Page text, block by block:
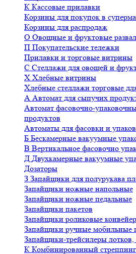
К Кассовые прилавки
Корзины для покупок в
Корзины для распродаж
О Овощные и фруктовые
П Покупательские тележки
Прилавки и торговые витрины
С Стеллажи для овощей и
Х Хлебные витрины
Хлебные стеллажи торговые
А Автомат для сыпучих
Автомат фасовочно-
продуктов
Автоматы для фасовки и
Б Бескамерные вакуумные
В Вертикальное фасовочно
Д Двухкамерные вакуумные
Дозаторы
З Запайщики для полурукава
Запайщики ножные напольные
Запайщики ножные педальные
Запайщики пакетов
Запайщики роликовые
Запайщики ручные мобильные
Запайщики-трейсилеры лотков,
К Комбинированный